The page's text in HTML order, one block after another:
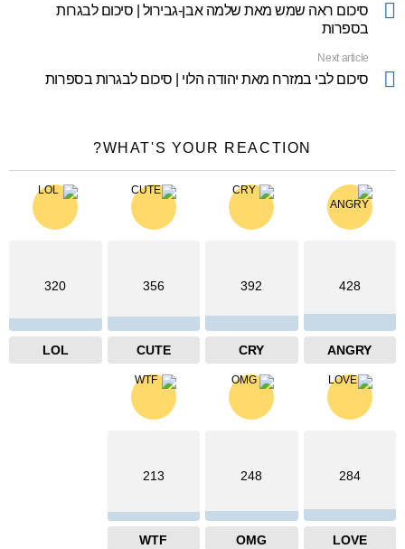
moreסיכום ראה שמש מאת שלמה אבן-גבירול | סיכום לבגרות
בספרות
Next article
סיכום לבי במזרח מאת יהודה הלוי | סיכום לבגרות בספרות
WHAT'S YOUR REACTION?
428
ANGRY
392
CRY
356
CUTE
320
LOL
284
LOVE
248
OMG
213
WTF